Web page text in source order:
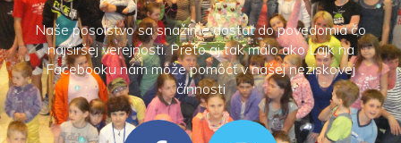
Naše posolstvo sa snažíme dostať do povedomia čo
najširšej verejnosti. Preto aj tak málo ako Lajk na
Facebooku nám môže pomôcť v našej neziskovej
činnosti